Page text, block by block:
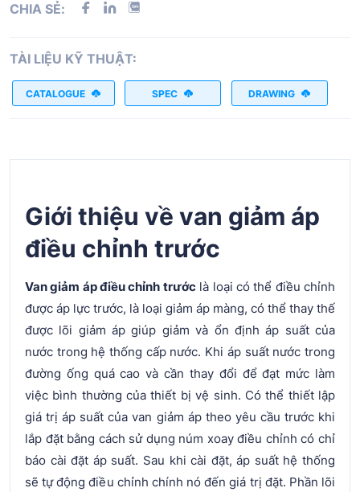
CHIA SẺ:
TÀI LIỆU KỸ THUẬT:
CATALOGUE SPEC DRAWING
Giới thiệu về van giảm áp
điều chỉnh trước
Van giảm áp điều chỉnh trướclà loại có thể điều chỉnh
được áp lực trước, là loại giảm áp màng, có thể thay thế
được lõi giảm áp giúp giảm và ổn định áp suất của
nước trong hệ thống cấp nước. Khi áp suất nước trong
đường ống quá cao và cần thay đổi để đạt mức làm
việc bình thường của thiết bị vệ sinh. Có thể thiết lập
giá trị áp suất của van giảm áp theo yêu cầu trước khi
lắp đặt bằng cách sử dụng núm xoay điều chỉnh có chỉ
báo cài đặt áp suất. Sau khi cài đặt, áp suất hệ thống
sẽ tự động điều chỉnh chính nó đến giá trị đặt. Phần lõi